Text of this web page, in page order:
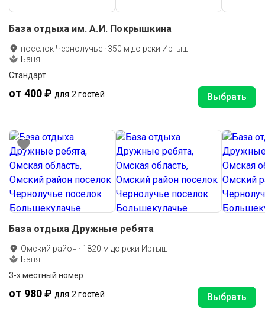
База отдыха им. А.И. Покрышкина
поселок Чернолучье · 350 м до реки Иртыш
Баня
Стандарт
от 400 ₽ для 2 гостей Выбрать
База отдыха Дружные ребята
Омский район · 1820 м до реки Иртыш
Баня
3-х местный номер
от 980 ₽ для 2 гостей Выбрать